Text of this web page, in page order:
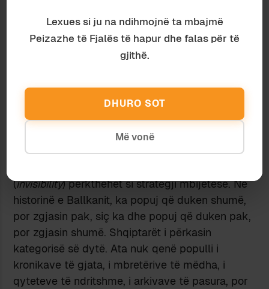
vjetër, identitetet e ngurta, kufijtë e kontestuar,
energjitë e jashtme. Sistemi nuk arrin të krijojë
një strukturë të re, sepse çdo strukturë e re
Shqiptarët janë pjesë e këtij ritmi të bllokuar,
por edhe përjashtim i tij. Ata janë një popull që
ka mbijetuar përmes ruajtjes së energjisë, por
që shpesh ka vuajtur nga mungesa e tejçimit të
saj.
(invisibility) përkthehet si strategji mbijetese. Në
historinë e Ballkanit, ka popuj që duken shumë,
por zgjasin pak, siç ka dhe popuj që duken pak,
por zgjasin shumë. Shqiptarët i përkasin
kategorisë së dytë. Ata nuk qenë populli i
kronikave të gjata, i mbretërive të mëdha, i
qyteteve të ndritshme, i arkivave të pasura, por
Lexues si ju na ndihmojnë ta mbajmë
Peizazhe të Fjalës të hapur dhe falas për të
gjithë.
DHURO SOT
Më vonë